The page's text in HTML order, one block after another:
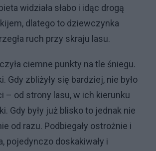
widziała słabo i idąc drogą
dlatego to dziewczynka
ruch przy skraju lasu.
ciemne punkty na tle śniegu.
Gdy zbliżyły się bardziej, nie było
– od strony lasu, w ich kierunku
Gdy były już blisko to jednak nie
od razu. Podbiegały ostrożnie i
pojedynczo doskakiwały i